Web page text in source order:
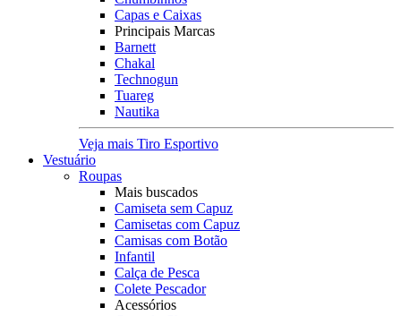
Capas e Caixas
Principais Marcas
Barnett
Chakal
Technogun
Tuareg
Nautika
Veja mais Tiro Esportivo
Vestuário
Roupas
Mais buscados
Camiseta sem Capuz
Camisetas com Capuz
Camisas com Botão
Infantil
Calça de Pesca
Colete Pescador
Acessórios